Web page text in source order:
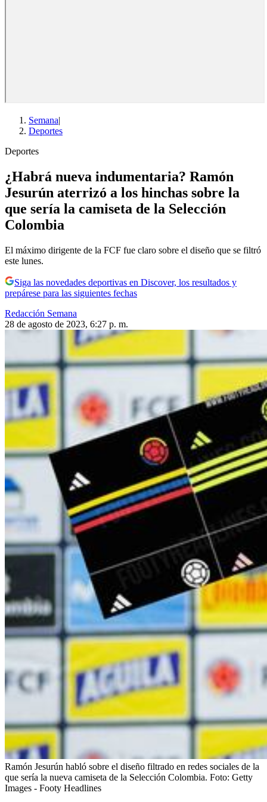
Semana|
Deportes
Deportes
¿Habrá nueva indumentaria? Ramón
Jesurún aterrizó a los hinchas sobre la
que sería la camiseta de la Selección
Colombia
El máximo dirigente de la FCF fue claro sobre el diseño que se filtró
este lunes.
Siga las novedades deportivas en Discover, los resultados y
prepárese para las siguientes fechas
Redacción Semana
28 de agosto de 2023, 6:27 p. m.
Ramón Jesurún habló sobre el diseño filtrado en redes sociales de la
que sería la nueva camiseta de la Selección Colombia. Foto: Getty
Images - Footy Headlines